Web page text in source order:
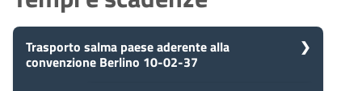
Trasporto salma paese aderente alla
convenzione Berlino 10-02-37